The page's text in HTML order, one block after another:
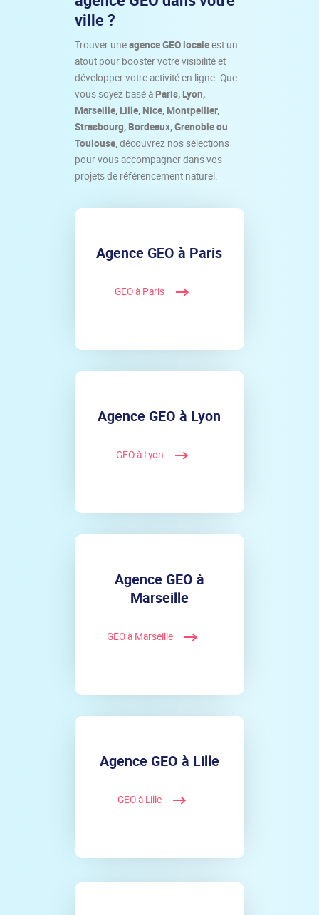
ville ?
Trouver uneagence GEO localeest un
atout pour booster votre visibilité et
développer votre activité en ligne. Que
vous soyez basé à Paris, Lyon,
Marseille, Lille, Nice, Montpellier,
Strasbourg, Bordeaux, Grenoble ou
Toulouse, découvrez nos sélections
pour vous accompagner dans vos
projets de référencement naturel.
Agence GEO à Paris
GEO à Paris
Agence GEO à Lyon
GEO à Lyon
Agence GEO à
Marseille
GEO à Marseille
Agence GEO à Lille
GEO à Lille